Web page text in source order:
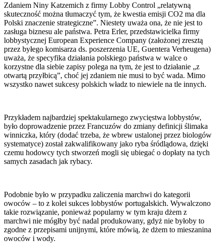
Zdaniem Niny Katzemich z firmy Lobby Control „relatywną
skuteczność można tłumaczyć tym, że kwestia emisji CO2 ma dla
Polski znaczenie strategiczne”. Niestety uważa ona, że nie jest to
zasługa biznesu ale państwa. Petra Erler, przedstawicielka firmy
lobbystycznej European Experience Company (założonej zresztą
przez byłego komisarza ds. poszerzenia UE, Guentera Verheugena)
uważa, że specyfika działania polskiego państwa w walce o
korzystne dla siebie zapisy polega na tym, że jest to działanie „z
otwartą przyłbicą”, choć jej zdaniem nie musi to być wada. Mimo
wszystko nawet sukcesy polskich władz to niewiele na tle innych.
Przykładem najbardziej spektakularnego zwycięstwa lobbystów,
było doprowadzenie przez Francuzów do zmiany definicji ślimaka
winniczka, który (dodać trzeba, że wbrew ustalonej przez biologów
systematyce) został zakwalifikowany jako ryba śródlądowa, dzięki
czemu hodowcy tych stworzeń mogli się ubiegać o dopłaty na tych
samych zasadach jak rybacy.
Podobnie było w przypadku zaliczenia marchwi do kategorii
owoców – to z kolei sukces lobbystów portugalskich. Wywalczono
takie rozwiązanie, ponieważ popularny w tym kraju dżem z
marchwi nie mógłby być nadal produkowany, gdyż nie byłoby to
zgodne z przepisami unijnymi, które mówią, że dżem to mieszanina
owoców i wody.